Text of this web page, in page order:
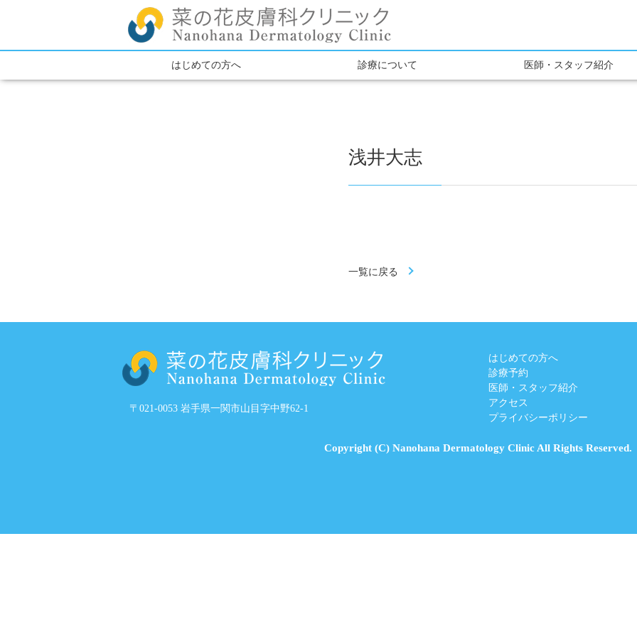
はじめての方へ 診療について 医師・スタッフ紹介
浅井大志
一覧に戻る
〒021-0053 岩手県一関市山目字中野62-1
はじめての方へ
診療予約
医師・スタッフ紹介
アクセス
プライバシーポリシー
Copyright (C) Nanohana Dermatology Clinic All Rights Reserved.